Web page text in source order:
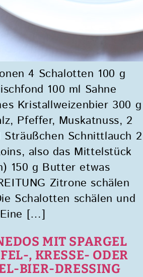
4 Schalotten 100 g
100 ml Sahne
Kristallweizenbier 300 g
Pfeffer, Muskatnuss, 2
Schnittlauch 2
also das Mittelstück
150 g Butter etwas
Zitrone schälen
Schalotten schälen und
[…]
MIT SPARGEL
, KRESSE- ODER
BIER-DRESSING